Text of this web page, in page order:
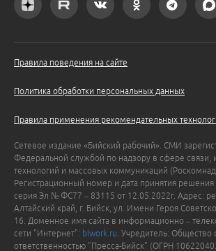
Правила поведения на сайте
Политика обработки персональных данных
Правила применения рекомендательных
Сетевое издание «Бийский рабочий». СМИ
Федеральной службой по надзору в сфере
технологий и массовых коммуникаций
Регистрационный номер и дата принятия решения
серия Эл № ФС77 – 83115 от 12.05.2022г. Адрес:
Алтайский край, г. Бийск, ул. Имени Героя
16. Доменное имя сайта в информационно –
сети "Интернет": biwork.ru . Учредитель: Общество
ответственностью "Пресса-Бийск" (ОГРН